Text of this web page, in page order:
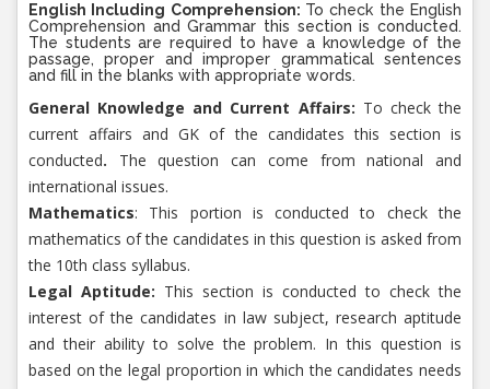
English Including Comprehension: To check the English
Comprehension and Grammar this section is conducted.
The students are required to have a knowledge of the
passage, proper and improper grammatical sentences
and fill in the blanks with appropriate words.
General Knowledge and Current Affairs: To check the
current affairs and GK of the candidates this section is
conducted. The question can come from national and
international issues.
Mathematics: This portion is conducted to check the
mathematics of the candidates in this question is asked from
the 10th class syllabus.
Legal Aptitude: This section is conducted to check the
interest of the candidates in law subject, research aptitude
and their ability to solve the problem. In this question is
based on the legal proportion in which the candidates needs